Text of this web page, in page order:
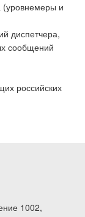
(уровнемеры и
диспетчера,
сообщений
российских
1002,